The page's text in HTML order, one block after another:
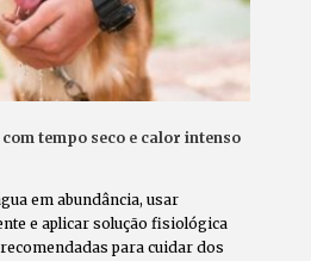
tempo seco e calor intenso
em abundância, usar
e aplicar solução fisiológica
para cuidar dos